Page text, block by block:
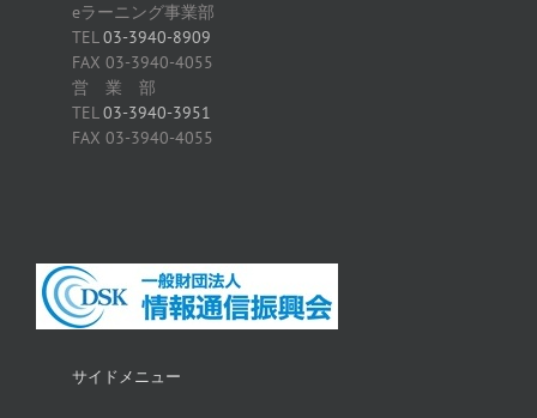
eラーニング事業部
TEL03-3940-8909
FAX 03-3940-4055
営 業 部
TEL03-3940-3951
FAX 03-3940-4055
サイドメニュー